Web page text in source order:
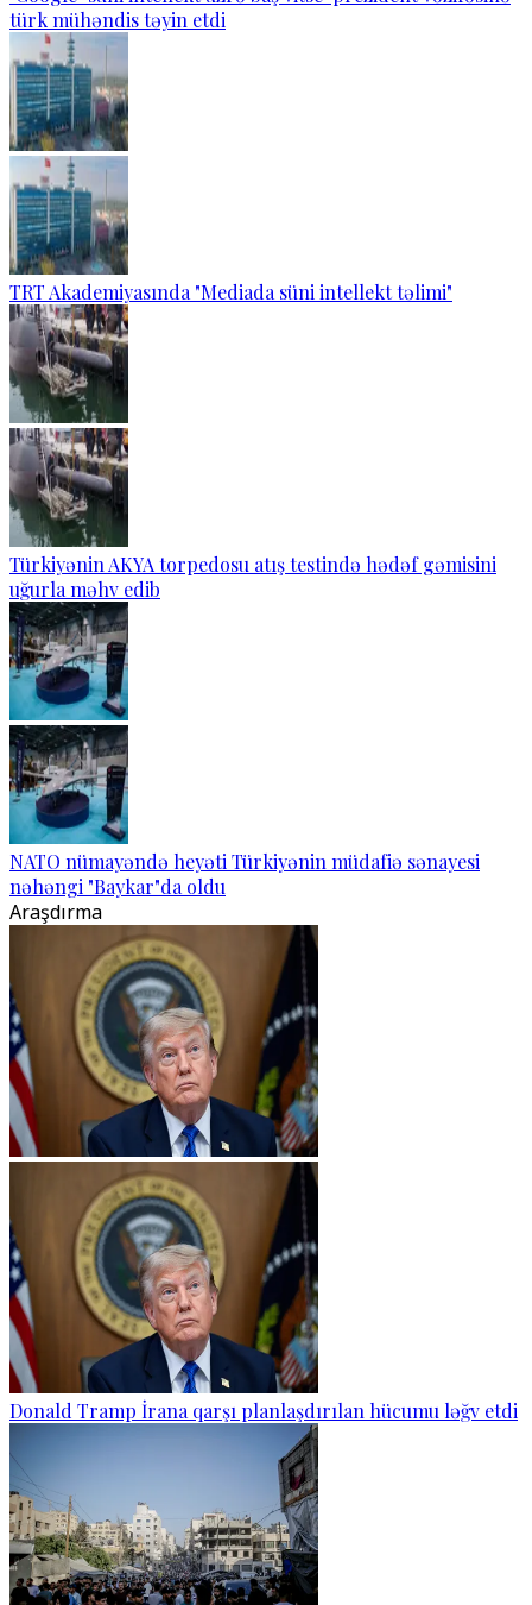
türk mühəndis təyin etdi
TRT Akademiyasında "Mediada süni intellekt təlimi"
Türkiyənin AKYA torpedosu atış testində hədəf gəmisini
uğurla məhv edib
NATO nümayəndə heyəti Türkiyənin müdafiə sənayesi
nəhəngi "Baykar"da oldu
Araşdırma
Donald Tramp İrana qarşı planlaşdırılan hücumu ləğv etdi